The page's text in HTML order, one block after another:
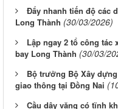
Đẩy nhanh tiến độ các
Long Thành (30/03/2026)
Lập ngay 2 tổ công tác
bay Long Thành (30/03/
Bộ trưởng Bộ Xây
giao thông tại Đồng Nai
Cầu dây văng có tĩnh